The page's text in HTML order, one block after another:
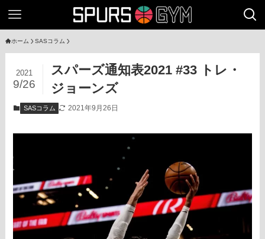
ホーム SASコラム
スパーズ通知表2021 #33 トレ・
ジョーンズ
2021
9/26
SASコラム 2021年9月26日